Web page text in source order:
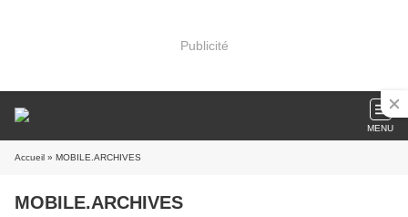
Publicité
MENU
Accueil » MOBILE.ARCHIVES
MOBILE.ARCHIVES